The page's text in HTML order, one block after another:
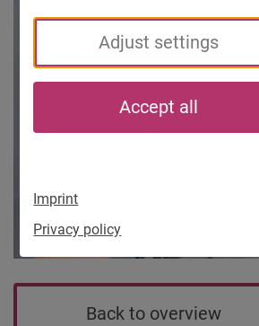
Adjust settings
Accept all
Imprint
Privacy policy
Back to overview